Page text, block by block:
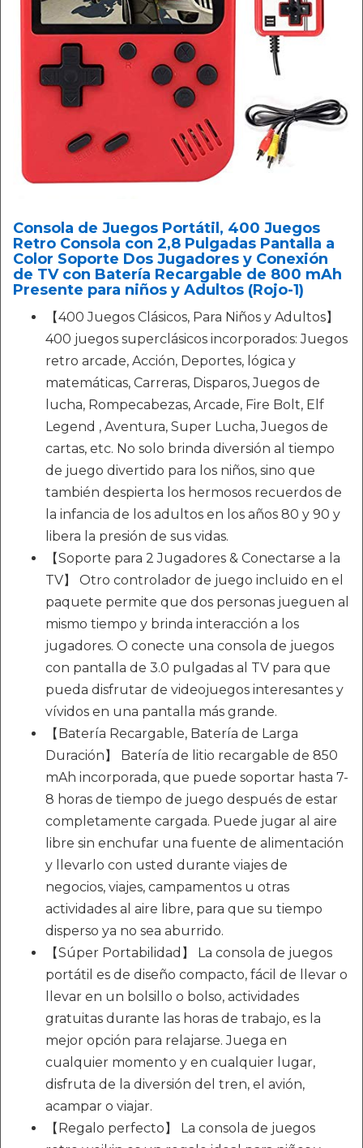
Consola de Juegos Portátil, 400 Juegos
Retro Consola con 2,8 Pulgadas Pantalla a
Color Soporte Dos Jugadores y Conexión
de TV con Batería Recargable de 800 mAh
Presente para niños y Adultos (Rojo-1)
【400 Juegos Clásicos, Para Niños y Adultos】
400 juegos superclásicos incorporados: Juegos
retro arcade, Acción, Deportes, lógica y
matemáticas, Carreras, Disparos, Juegos de
lucha, Rompecabezas, Arcade, Fire Bolt, Elf
Legend , Aventura, Super Lucha, Juegos de
cartas, etc. No solo brinda diversión al tiempo
de juego divertido para los niños, sino que
también despierta los hermosos recuerdos de
la infancia de los adultos en los años 80 y 90 y
libera la presión de sus vidas.
【Soporte para 2 Jugadores & Conectarse a la
TV】 Otro controlador de juego incluido en el
paquete permite que dos personas jueguen al
mismo tiempo y brinda interacción a los
jugadores. O conecte una consola de juegos
con pantalla de 3.0 pulgadas al TV para que
pueda disfrutar de videojuegos interesantes y
vívidos en una pantalla más grande.
【Batería Recargable, Batería de Larga
Duración】 Batería de litio recargable de 850
mAh incorporada, que puede soportar hasta 7-
8 horas de tiempo de juego después de estar
completamente cargada. Puede jugar al aire
libre sin enchufar una fuente de alimentación
y llevarlo con usted durante viajes de
negocios, viajes, campamentos u otras
actividades al aire libre, para que su tiempo
disperso ya no sea aburrido.
【Súper Portabilidad】 La consola de juegos
portátil es de diseño compacto, fácil de llevar o
llevar en un bolsillo o bolso, actividades
gratuitas durante las horas de trabajo, es la
mejor opción para relajarse. Juega en
cualquier momento y en cualquier lugar,
disfruta de la diversión del tren, el avión,
acampar o viajar.
【Regalo perfecto】 La consola de juegos